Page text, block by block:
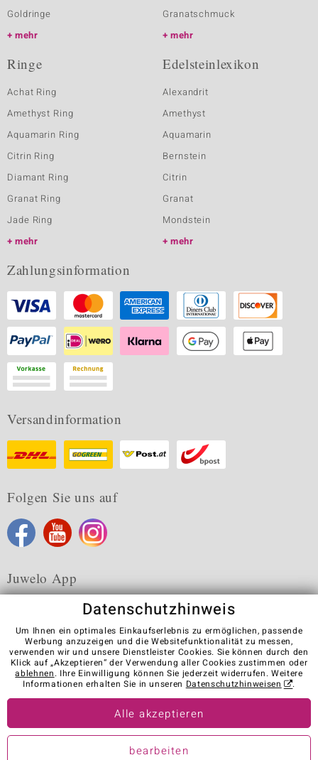
Goldringe
mehr
Granatschmuck
mehr
Ringe
Achat Ring
Amethyst Ring
Aquamarin Ring
Citrin Ring
Diamant Ring
Granat Ring
Jade Ring
mehr
Edelsteinlexikon
Alexandrit
Amethyst
Aquamarin
Bernstein
Citrin
Granat
Mondstein
mehr
Zahlungsinformation
Versandinformation
Folgen Sie uns auf
Juwelo App
Karriere AGB Datenschutz Cookies
Impressum
Kontakt
Vertrag widerrufen
Visit our stores in other countries:
© Juwelo Deutschland GmbH (ein Tochterunternehmen der elumeo
Datenschutzhinweis
Um Ihnen ein optimales Einkaufserlebnis zu ermöglichen, passende
Werbung anzuzeigen und die Websitefunktionalität zu messen,
verwenden wir und unsere Dienstleister Cookies. Sie können durch den
Klick auf „Akzeptieren“ der Verwendung aller Cookies zustimmen oder
ablehnen. Ihre Einwilligung können Sie jederzeit widerrufen. Weitere
Informationen erhalten Sie in unseren Datenschutzhinweisen .
Alle akzeptieren
bearbeiten